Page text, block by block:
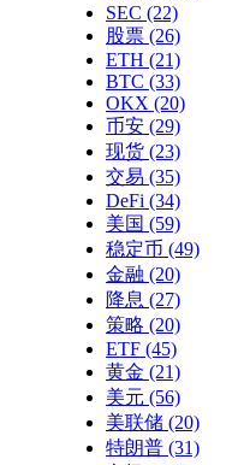
SEC (22)
股票 (26)
ETH (21)
BTC (33)
OKX (20)
币安 (29)
现货 (23)
交易 (35)
DeFi (34)
美国 (59)
稳定币 (49)
金融 (20)
降息 (27)
策略 (20)
ETF (45)
黄金 (21)
美元 (56)
美联储 (20)
特朗普 (31)